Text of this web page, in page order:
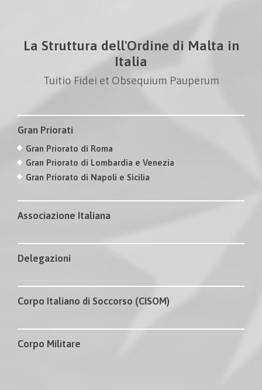
La Struttura dell'Ordine di Malta in
Italia
Tuitio Fidei et Obsequium Pauperum
Gran Priorati
Gran Priorato di Roma
Gran Priorato di Lombardia e Venezia
Gran Priorato di Napoli e Sicilia
Associazione Italiana
Delegazioni
Corpo Italiano di Soccorso (CISOM)
Corpo Militare